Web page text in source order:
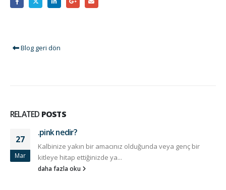
Blog geri dön
RELATED POSTS
27
Mar
.pink nedir?
Kalbinize yakın bir amacınız olduğunda veya genç bir
kitleye hitap ettiğinizde ya...
daha fazla oku